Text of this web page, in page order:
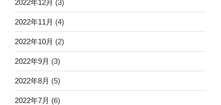
2022年12月 (3)
2022年11月 (4)
2022年10月 (2)
2022年9月 (3)
2022年8月 (5)
2022年7月 (6)